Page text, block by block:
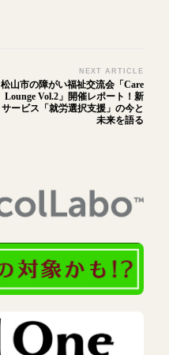
NEXT ARTICLE
松山市の障がい福祉交流会「Care
Lounge Vol.2」開催レポート！新
サービス「就労選択支援」の今と
未来を語る